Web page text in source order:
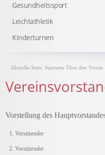
Gesundheitssport
Leichtathletik
Kinderturnen
Aktuelle Seite:Startseite Über den Verein
Vorstellung des
1. Vorsitzender
2. Vorsitzender